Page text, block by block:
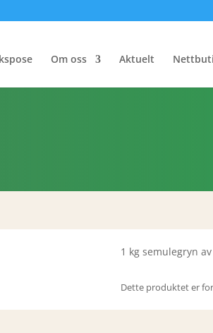
Om oss Aktuelt
1 kg semulegryn
Dette produktet er